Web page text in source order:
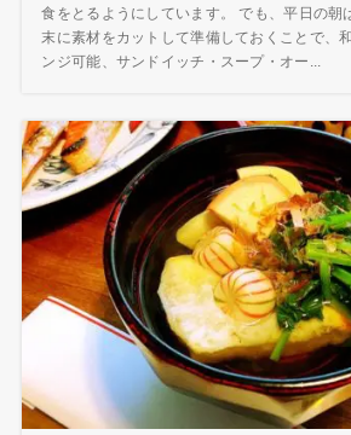
食をとるようにしています。 でも、平日の朝
末に素材をカットして準備しておくことで、
ンジ可能、サンドイッチ・スープ・オー...